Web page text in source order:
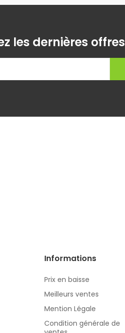
les dernières offres
Informations
Prix en baisse
Meilleurs ventes
Mention Légale
Condition générale de